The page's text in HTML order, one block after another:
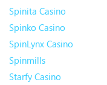
Spinita Casino
Spinko Casino
SpinLynx Casino
Spinmills
Starfy Casino